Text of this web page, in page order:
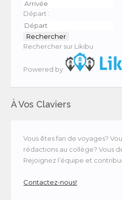
Départ :
Rechercher sur Likibu
Powered by
À Vos Claviers
Vous êtes fan de voyages?
rédactions au collège? Vous
Rejoignez l’équipe et
Contactez-nous!